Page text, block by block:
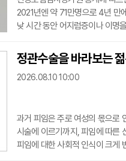
2021년엔 약 71만명으로 4년 만
낮 시간 동안 어지럼증이나 이명
수 있어 주의가 필요하다. 특히
흔들리는 듯한 어지럼증, 귀에서
면 상태와 스
정관수술을 바라보는
2026.08.10 10:00
과거 피임은 주로 여성의 몫으로
시술에 이르기까지, 피임에 따른
피임에 대한 사회적 인식이 크게